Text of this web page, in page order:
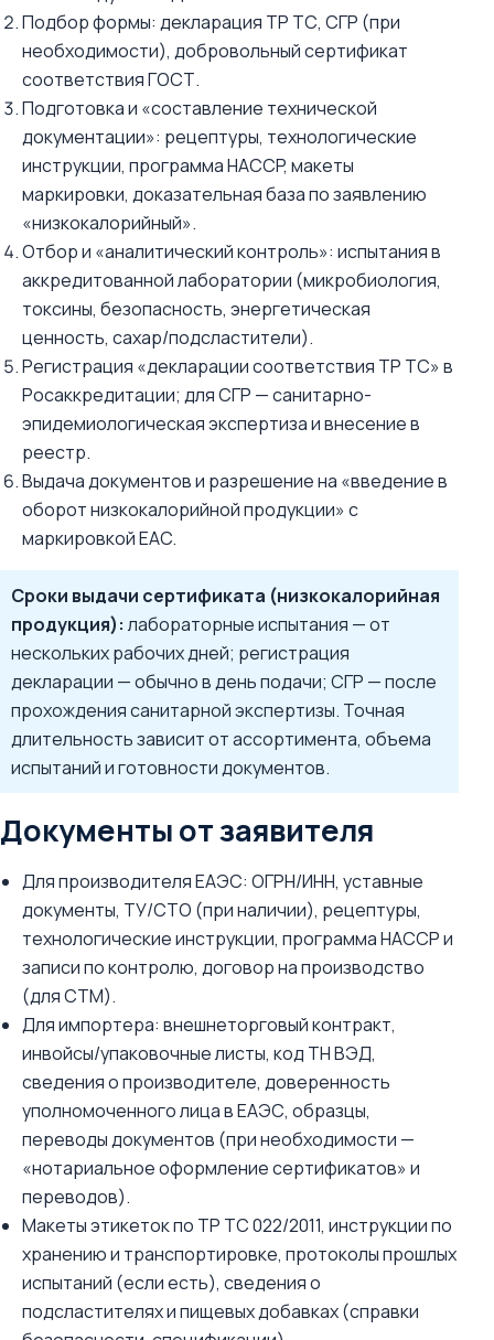
Подбор формы: декларация ТР ТС, СГР (при
необходимости), добровольный сертификат
соответствия ГОСТ.
Подготовка и «составление технической
документации»: рецептуры, технологические
инструкции, программа HACCP, макеты
маркировки, доказательная база по заявлению
«низкокалорийный».
Отбор и «аналитический контроль»: испытания в
аккредитованной лаборатории (микробиология,
токсины, безопасность, энергетическая
ценность, сахар/подсластители).
Регистрация «декларации соответствия ТР ТС» в
Росаккредитации; для СГР — санитарно-
эпидемиологическая экспертиза и внесение в
реестр.
Выдача документов и разрешение на «введение в
оборот низкокалорийной продукции» с
маркировкой EAC.
Сроки выдачи сертификата (низкокалорийная
продукция): лабораторные испытания — от
нескольких рабочих дней; регистрация
декларации — обычно в день подачи; СГР — после
прохождения санитарной экспертизы. Точная
длительность зависит от ассортимента, объема
испытаний и готовности документов.
Документы от заявителя
Для производителя ЕАЭС: ОГРН/ИНН, уставные
документы, ТУ/СТО (при наличии), рецептуры,
технологические инструкции, программа HACCP и
записи по контролю, договор на производство
(для СТМ).
Для импортера: внешнеторговый контракт,
инвойсы/упаковочные листы, код ТН ВЭД,
сведения о производителе, доверенность
уполномоченного лица в ЕАЭС, образцы,
переводы документов (при необходимости —
«нотариальное оформление сертификатов» и
переводов).
Макеты этикеток по ТР ТС 022/2011, инструкции по
хранению и транспортировке, протоколы прошлых
испытаний (если есть), сведения о
подсластителях и пищевых добавках (справки